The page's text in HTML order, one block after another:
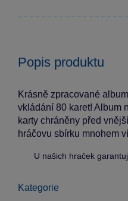
Popis produktu
Krásně zpracované
vkládání 80 karet! Album
karty chráněny před
hráčovu sbírku mnohem
U našich hraček
Kategorie